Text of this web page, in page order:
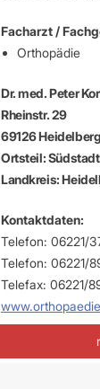
Facharzt /
Orthopädie
Dr. med. Peter
Rheinstr. 29
69126 Heidelberg
Ortsteil: Südstadt
Landkreis:
Kontaktdaten:
Telefon: 06221/
Telefon: 06221/
Telefax: 06221/